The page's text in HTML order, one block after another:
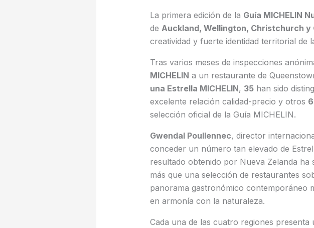
La primera edición de la Guía MICHELIN
de Auckland, Wellington, Christchurch y
creatividad y fuerte identidad territorial de
Tras varios meses de inspecciones
MICHELIN a un restaurante de
una Estrella MICHELIN, 35han sido
excelente relación calidad-precio y otros
selección oficial de la Guía MICHELIN.
Gwendal Poullennec, director
conceder un número tan elevado de
resultado obtenido por Nueva Zelanda
más que una selección de restaurantes
panorama gastronómico contemporáneo
en armonía con la naturaleza.
Cada una de las cuatro regiones